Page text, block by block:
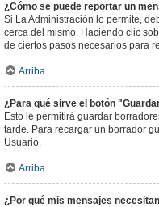
¿Cómo se puede reportar un
Si La Administración lo permite,
cerca del mismo. Haciendo clic
de ciertos pasos necesarios para
Arriba
¿Para qué sirve el botón
Esto le permitirá guardar
tarde. Para recargar un borrador
Usuario.
Arriba
¿Por qué mis mensajes